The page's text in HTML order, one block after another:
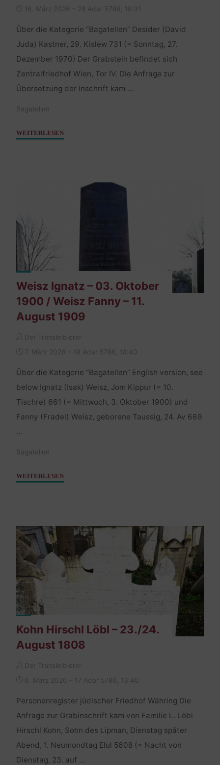
16. März 2026 – 28 Adar 5786, 18:31
Über die Kategorie “Bagatellen” Desider (David
Juda) Kastner, 29. Kislew 731 (= Sonntag, 27.
Dezember 1970) Der Grabstein befindet sich
Zentralfriedhof Wien, Tor IV. Die Anfrage zur
Übersetzung der Inschrift kam …
Bagatellen
WEITERLESEN"Kastner
Weisz Ignatz – 03. Oktober
1900 / Weisz Fanny – 11.
August 1909
Der Transkribierer
7. März 2026 – 19 Adar 5786, 18:40
Über die Kategorie “Bagatellen” English version, see
below Ignatz (Isak) Weisz, Jom Kippur (= 10.
Tischre) 661 (= Mittwoch, 3. Oktober 1900) und
Fanny (Fradel) Weisz, geborene Taussig, 24. Av 669
…
Bagatellen
WEITERLESEN"Weisz
Oktober
1900
Weisz
Fanny
Kohn Hirschl Löbl – 23./24.
August 1808
Der Transkribierer
6. März 2026 – 17 Adar 5786, 13:40
Personenregister jüdischer Friedhof Währing Die
Anfrage zur Grabinschrift kam von Familie L. Löbl
Hirschl Kohn, Sohn des Lipman, Dienstag später
Abend, 1. Neumondtag Elul 5608 (= Nacht von
Dienstag, 23. auf …